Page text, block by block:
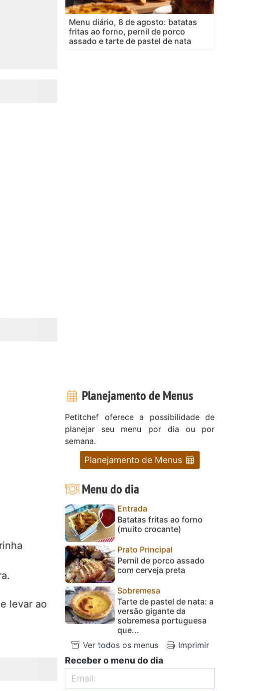
levar ao
Menu diário, 8 de agosto: batatas
fritas ao forno, pernil de porco
assado e tarte de pastel de nata
Planejamento de Menus
Petitchef oferece a possibilidade de
planejar seu menu por dia ou por
semana.
Planejamento de Menus
Menu do dia
Entrada
Batatas fritas ao forno
(muito crocante)
Prato Principal
Pernil de porco assado
com cerveja preta
Sobremesa
Tarte de pastel de nata: a
versão gigante da
sobremesa portuguesa
que...
Ver todos os menus
Imprimir
Receber o menu do dia